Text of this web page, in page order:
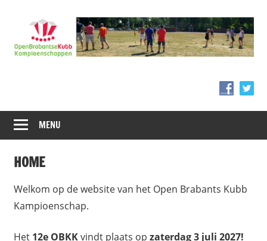
inhoud
MENU
HOME
Welkom op de website van het Open Brabants Kubb
Kampioenschap.
Het 12e OBKKvindt plaats op zaterdag 3 juli 2027!